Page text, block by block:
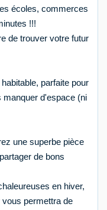
écoles, commerces
!!!
de trouver votre futur
parfaite pour
d'espace (ni
une superbe pièce
de bons
en hiver,
permettra de